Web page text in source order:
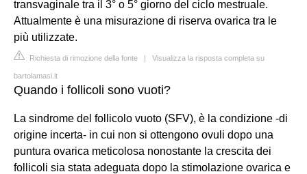
transvaginale tra il 3° o 5° giorno del ciclo mestruale.
Attualmente è una misurazione di riserva ovarica tra le
più utilizzate.
Richiesta di rimozione della fonte | Visualizza la risposta completa su
bartolamasi.it
Quando i follicoli sono vuoti?
La sindrome del follicolo vuoto (SFV), è la condizione -di
origine incerta- in cui non si ottengono ovuli dopo una
puntura ovarica meticolosa nonostante la crescita dei
follicoli sia stata adeguata dopo la stimolazione ovarica e